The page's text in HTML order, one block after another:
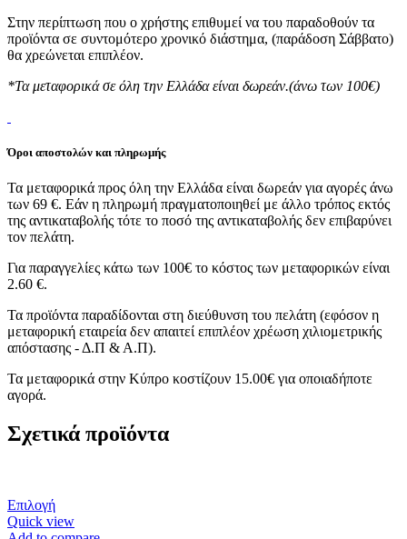
Στην περίπτωση που ο χρήστης επιθυμεί να του παραδοθούν τα
προϊόντα σε συντομότερο χρονικό διάστημα, (παράδοση Σάββατο)
θα χρεώνεται επιπλέον.
*Τα μεταφορικά σε όλη την Ελλάδα είναι δωρεάν.(άνω των 100€)
Όροι αποστολών και πληρωμής
Τα μεταφορικά προς όλη την Ελλάδα είναι δωρεάν για αγορές άνω
των 69 €. Εάν η πληρωμή πραγματοποιηθεί με άλλο τρόπος εκτός
της αντικαταβολής τότε το ποσό της αντικαταβολής δεν επιβαρύνει
τον πελάτη.
Για παραγγελίες κάτω των 100€ το κόστος των μεταφορικών είναι
2.60 €.
Τα προϊόντα παραδίδονται στη διεύθυνση του πελάτη (εφόσον η
μεταφορική εταιρεία δεν απαιτεί επιπλέον χρέωση χιλιομετρικής
απόστασης - Δ.Π & Α.Π).
Τα μεταφορικά στην Κύπρο κοστίζουν 15.00€ για οποιαδήποτε
αγορά.
Σχετικά προϊόντα
ΕπιλογήΑυτό
το
Quick view